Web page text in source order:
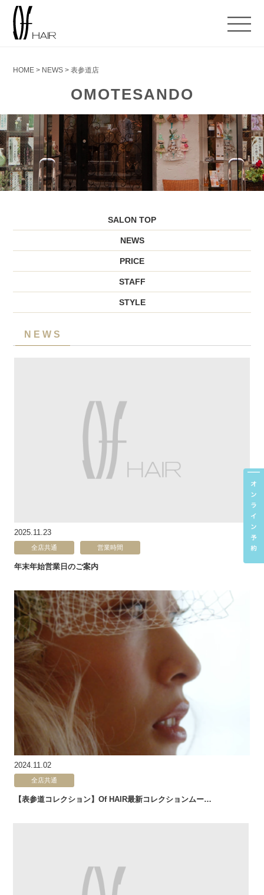
HOME > NEWS >表参道店
OMOTESANDO
SALON TOP
NEWS
PRICE
STAFF
STYLE
NEWS
2025.11.23
全店共通 営業時間
年末年始営業日のご案内
2024.11.02
全店共通
【表参道コレクション】Of HAIR最新コレクションムー…